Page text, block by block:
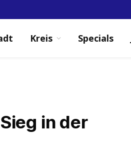
Kreis Specials
in der